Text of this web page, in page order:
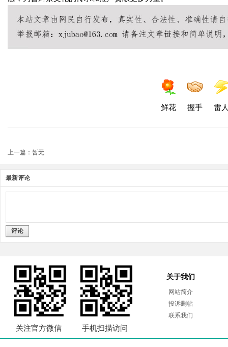
鲜花 握手 雷
上一篇：暂无
最新评论
评论
关注官方微信 手机扫描访问
关于我们
网站简介
投诉删帖
联系我们